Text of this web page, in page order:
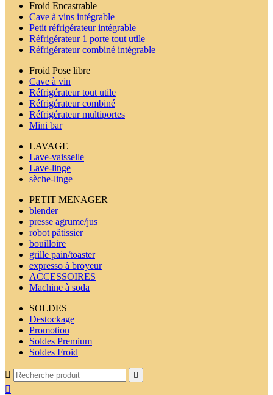
Froid Encastrable
Cave à vins intégrable
Petit réfrigérateur intégrable
Réfrigérateur 1 porte tout utile
Réfrigérateur combiné intégrable
Froid Pose libre
Cave à vin
Réfrigérateur tout utile
Réfrigérateur combiné
Réfrigérateur multiportes
Mini bar
LAVAGE
Lave-vaisselle
Lave-linge
sèche-linge
PETIT MENAGER
blender
presse agrume/jus
robot pâtissier
bouilloire
grille pain/toaster
expresso à broyeur
ACCESSOIRES
Machine à soda
SOLDES
Destockage
Promotion
Soldes Premium
Soldes Froid
 
